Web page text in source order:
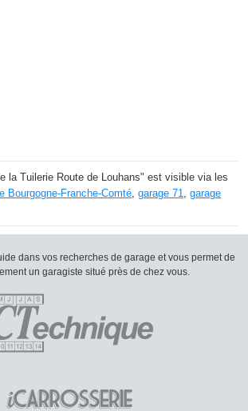
la Tuilerie Route de Louhans" est visible via les
Bourgogne-Franche-Comté, garage 71, garage
dans vos recherches de garage et vous permet de
un garagiste situé près de chez vous.